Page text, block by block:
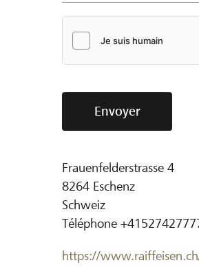
Envoyer
Frauenfelderstrasse 4
8264 Eschenz
Schweiz
Téléphone
https://